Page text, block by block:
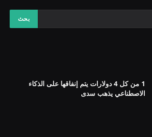
1 من كل 4 دولارات يتم إنفاقها على الذكاء
الاصطناعي يذهب سدى